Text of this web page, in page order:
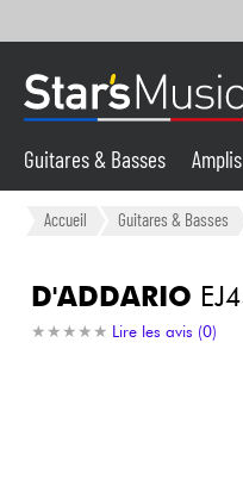
Guitares &
Synthés &
Micros & HF
Guitares & Basses
Accueil Guitares & Basses
D'ADDARIO
★ ★ ★ ★ ★
★ ★ ★ ★ ★ Lire les avis (0)